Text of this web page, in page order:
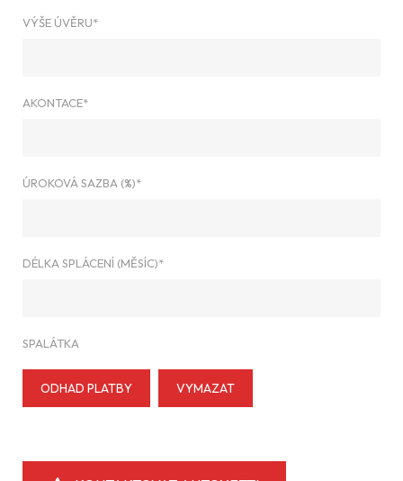
VÝŠE ÚVĚRU*
AKONTACE*
ÚROKOVÁ SAZBA (%)*
DÉLKA SPLÁCENÍ (MĚSÍC)*
SPALÁTKA
ODHAD PLATBY VYMAZAT